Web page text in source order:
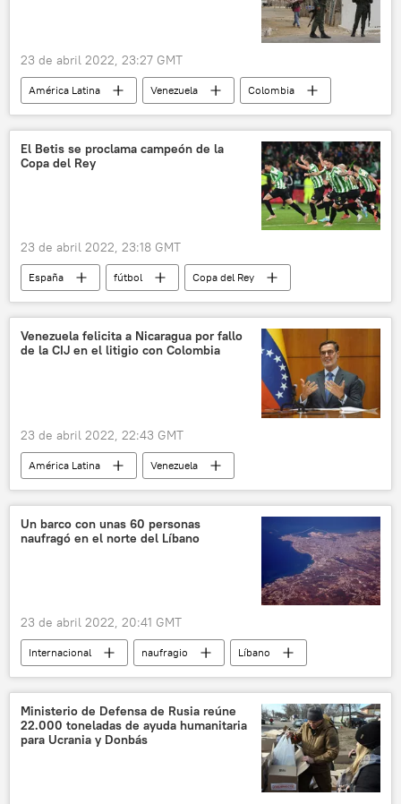
23 de abril 2022, 23:27 GMT
América Latina Venezuela
Colombia
Nicolás Maduro
Iván Duque
El Betis se proclama campeón de la
Copa del Rey
23 de abril 2022, 23:18 GMT
España fútbol
Copa del Rey
Betis (equipo español)
⚽ Deportes
Venezuela felicita a Nicaragua por fallo
de la CIJ en el litigio con Colombia
23 de abril 2022, 22:43 GMT
América Latina
Venezuela
Nicaragua
Colombia
Félix Plasencia
Centroamérica
Corte Internacional de Justicia (CIJ)
Un barco con unas 60 personas
naufragó en el norte del Líbano
23 de abril 2022, 20:41 GMT
Internacional naufragio
Líbano
🌍 Oriente Medio
Ministerio de Defensa de Rusia reúne
22.000 toneladas de ayuda humanitaria
para Ucrania y Donbás